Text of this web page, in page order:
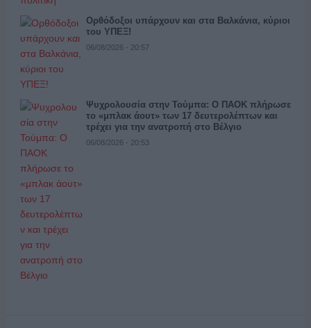
Ορθόδοξοι υπάρχουν και στα Βαλκάνια, κύριοι
του ΥΠΕΞ!
06/08/2026 - 20:57
Ψυχρολουσία στην Τούμπα: Ο ΠΑΟΚ πλήρωσε
το «μπλακ άουτ» των 17 δευτερολέπτων και
τρέχει για την ανατροπή στο Βέλγιο
06/08/2026 - 20:53